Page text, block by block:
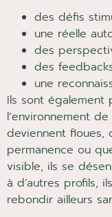
des défis
une réelle
des
des
une
Ils sont également
l’environnement
deviennent floues,
permanence ou
visible, ils se
à d’autres profils,
rebondir ailleurs